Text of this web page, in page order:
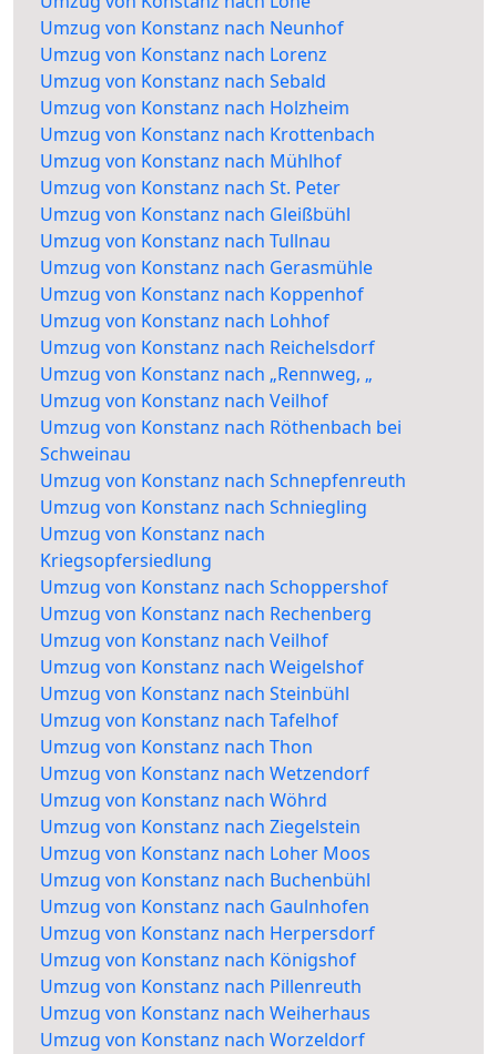
Umzug von Konstanz nach Neunhof
Umzug von Konstanz nach Lorenz
Umzug von Konstanz nach Sebald
Umzug von Konstanz nach Holzheim
Umzug von Konstanz nach Krottenbach
Umzug von Konstanz nach Mühlhof
Umzug von Konstanz nach St. Peter
Umzug von Konstanz nach Gleißbühl
Umzug von Konstanz nach Tullnau
Umzug von Konstanz nach Gerasmühle
Umzug von Konstanz nach Koppenhof
Umzug von Konstanz nach Lohhof
Umzug von Konstanz nach Reichelsdorf
Umzug von Konstanz nach „Rennweg, „
Umzug von Konstanz nach Veilhof
Umzug von Konstanz nach Röthenbach bei
Schweinau
Umzug von Konstanz nach Schnepfenreuth
Umzug von Konstanz nach Schniegling
Umzug von Konstanz nach
Kriegsopfersiedlung
Umzug von Konstanz nach Schoppershof
Umzug von Konstanz nach Rechenberg
Umzug von Konstanz nach Veilhof
Umzug von Konstanz nach Weigelshof
Umzug von Konstanz nach Steinbühl
Umzug von Konstanz nach Tafelhof
Umzug von Konstanz nach Thon
Umzug von Konstanz nach Wetzendorf
Umzug von Konstanz nach Wöhrd
Umzug von Konstanz nach Ziegelstein
Umzug von Konstanz nach Loher Moos
Umzug von Konstanz nach Buchenbühl
Umzug von Konstanz nach Gaulnhofen
Umzug von Konstanz nach Herpersdorf
Umzug von Konstanz nach Königshof
Umzug von Konstanz nach Pillenreuth
Umzug von Konstanz nach Weiherhaus
Umzug von Konstanz nach Worzeldorf